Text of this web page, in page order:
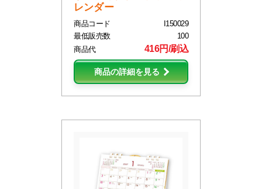
レンダー
商品コード
I150029
最低販売数
100
商品代
416円/刷込
商品の詳細を見る